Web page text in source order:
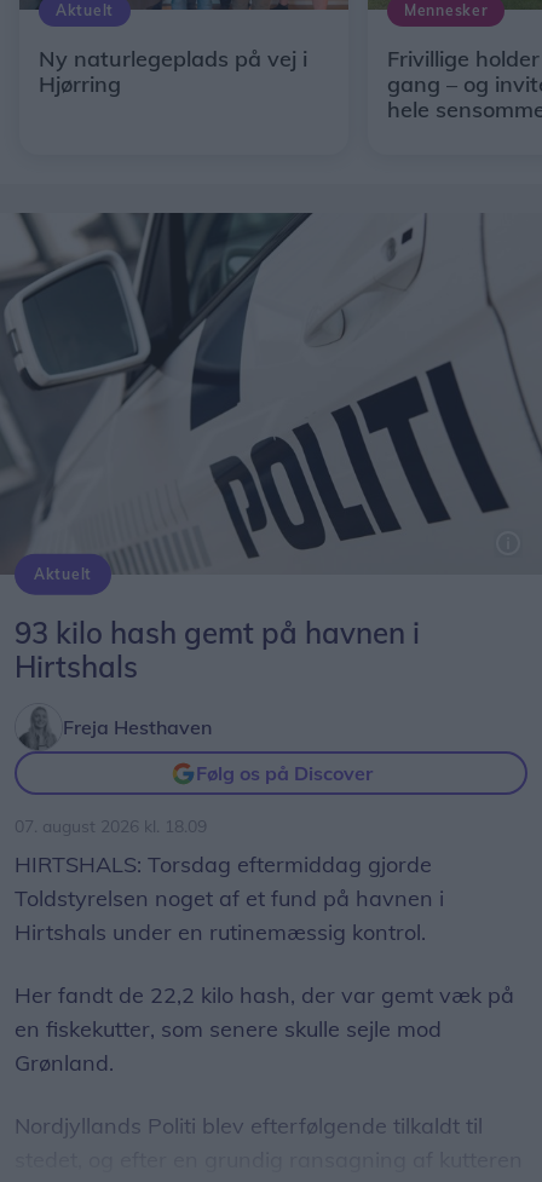
Aktuelt
Ny naturlegeplads på vej i
Hjørring
Mennesker
Frivillige
gang – og
hele
Aktuelt
93 kilo hash gemt på havnen i
Hirtshals
Freja Hesthaven
Følg os på Discover
07. august 2026 kl. 18.09
HIRTSHALS: Torsdag eftermiddag gjorde
Toldstyrelsen noget af et fund på havnen i
Hirtshals under en rutinemæssig kontrol.
Her fandt de 22,2 kilo hash, der var gemt væk på
en fiskekutter, som senere skulle sejle mod
Grønland.
Nordjyllands Politi blev efterfølgende tilkaldt til